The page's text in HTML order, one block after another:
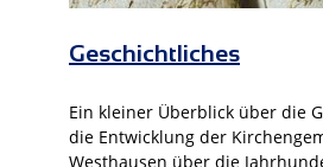
Geschichtliches
Ein kleiner Überblick über die
die Entwicklung der
Westhausen über die